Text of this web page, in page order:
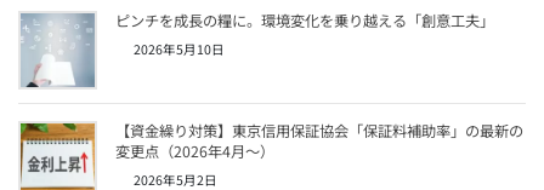
ピンチを成長の糧に。環境変化を乗り越える「創意工夫」
2026年5月10日
【資金繰り対策】東京信用保証協会「保証料補助率」の最新の
変更点（2026年4月〜）
2026年5月2日